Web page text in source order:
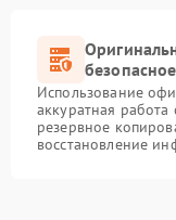
Использование
аккуратная
резервное
восстановление